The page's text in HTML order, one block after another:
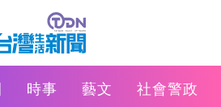
時事 藝文 社會警政